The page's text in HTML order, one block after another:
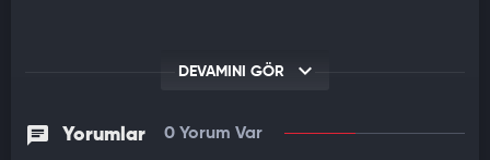
DEVAMINI GÖR
Yorumlar 0 Yorum Var